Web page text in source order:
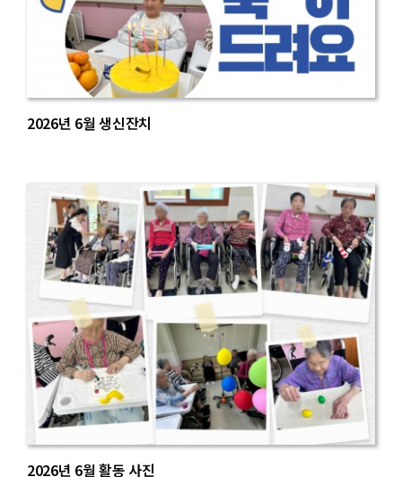
2026년 6월 생신잔치
2026년 6월 활동 사진